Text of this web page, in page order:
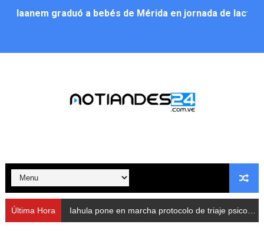
Iaanem graduó a bebés de Mérida en jornada de
Alcalde Nelson Álvarez llevó jornada recreativa a la
Nevado Gas optimiza servicio residencial en la
Balance semestral impulsa inclusión y atención a
Plan Vacacional Comunitario “Ríe 2026” recorre las
Última Hora Iahula pone en marcha protocolo de triaje psicosocial para atender a rescatistas